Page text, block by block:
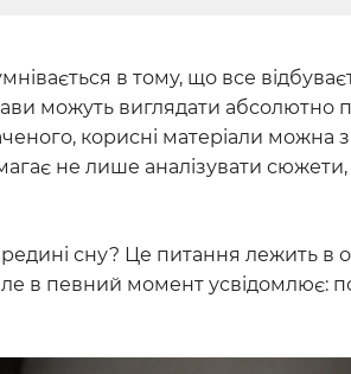
в тому, що все
можуть виглядати
корисні матеріали можна
не лише аналізувати
сну? Це питання лежить в
в певний момент усвідомлює: